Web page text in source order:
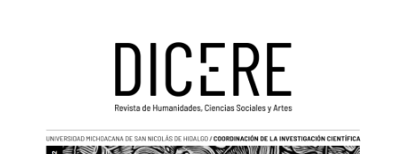
artículo